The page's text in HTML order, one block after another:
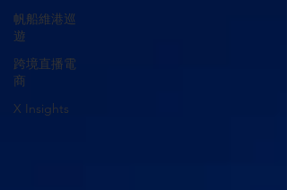
帆船維港巡
遊
跨境直播電
商
X Insights